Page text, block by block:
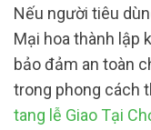
Nếu người tiêu
Mại hoa thành lập
bảo đảm an toàn
trong phong cách
tang lễ Giao Tại